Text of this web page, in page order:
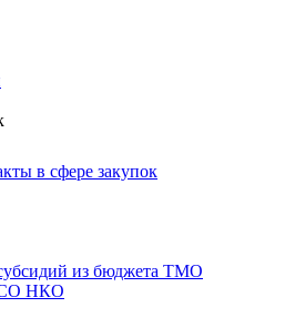
в сфере закупок
из бюджета ТМО
СО НКО